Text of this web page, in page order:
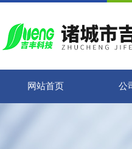
网站首页 公